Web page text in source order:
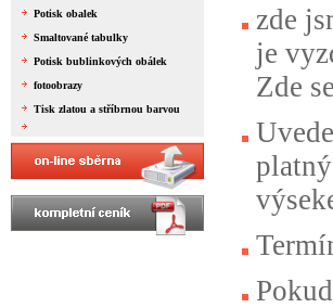
zde
je
Zde
Potisk obalek
Smaltované tabulky
Potisk bublinkových obálek
fotoobrazy
Tisk zlatou a stříbrnou barvou